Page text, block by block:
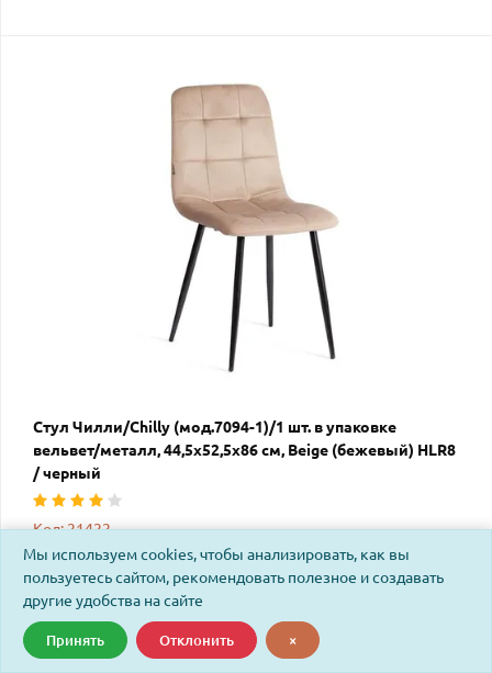
Стул Чилли/Chilly (мод.7094-1)/1 шт. в упаковке
вельвет/металл, 44,5х52,5х86 см, Beige (бежевый) HLR8
/ черный
Код: 21422
Мы используем cookies, чтобы анализировать, как вы
пользуетесь сайтом, рекомендовать полезное и создавать
другие удобства на сайте
Принять Отклонить ×